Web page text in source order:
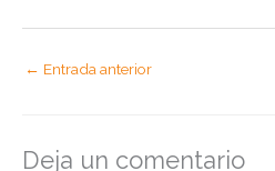
← Entrada anterior
Deja un comentario